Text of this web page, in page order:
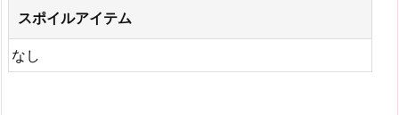
スポイルアイテム
なし